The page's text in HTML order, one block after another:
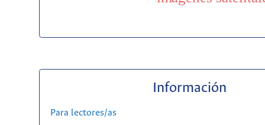
Información
Para lectores/as